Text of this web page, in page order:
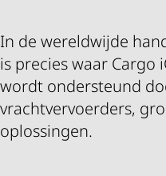
In de wereldwijde
is precies waar
wordt ondersteund
vrachtvervoerders,
oplossingen.